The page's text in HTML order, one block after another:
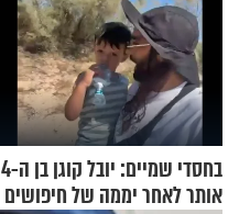
בחסדי שמיים: יובל קוגן בן ה-4
אותר לאחר יממה של חיפושים